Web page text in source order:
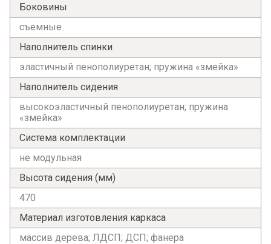
Боковины
съемные
Наполнитель спинки
эластичный пенополиуретан; пружина «змейка»
Наполнитель сидения
высокоэластичный пенополиуретан; пружина
«змейка»
Система комплектации
не модульная
Высота сидения (мм)
470
Материал изготовления каркаса
массив дерева; ЛДСП; ДСП; фанера